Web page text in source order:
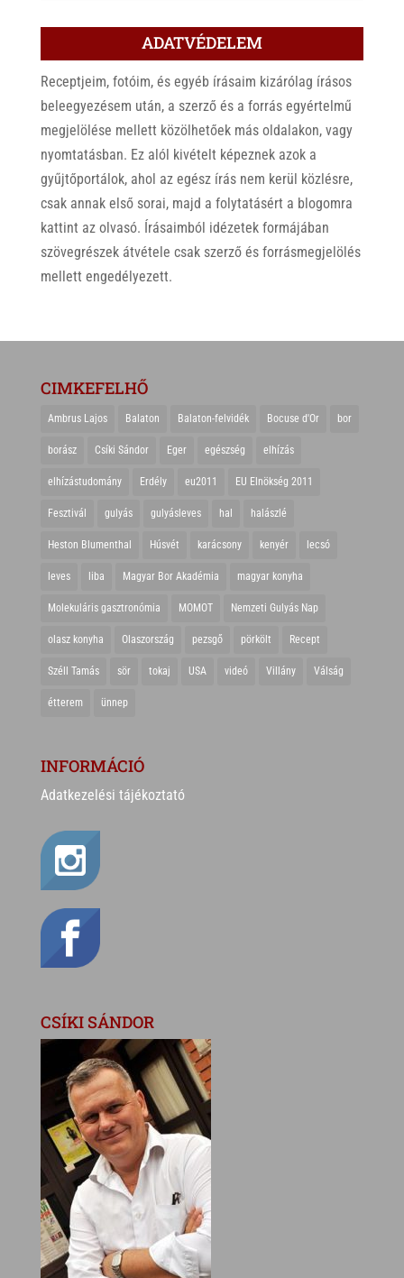
ADATVÉDELEM
Receptjeim, fotóim, és egyéb írásaim kizárólag írásos
beleegyezésem után, a szerző és a forrás egyértelmű
megjelölése mellett közölhetőek más oldalakon, vagy
nyomtatásban. Ez alól kivételt képeznek azok a
gyűjtőportálok, ahol az egész írás nem kerül közlésre,
csak annak első sorai, majd a folytatásért a blogomra
kattint az olvasó. Írásaimból idézetek formájában
szövegrészek átvétele csak szerző és forrásmegjelölés
mellett engedélyezett.
CIMKEFELHŐ
Ambrus Lajos Balaton Balaton-felvidék Bocuse d'Or bor
borász Csíki Sándor Eger egészség elhízás
elhízástudomány Erdély eu2011 EU Elnökség 2011
Fesztivál gulyás gulyásleves hal halászlé
Heston Blumenthal Húsvét karácsony kenyér lecsó
leves liba Magyar Bor Akadémia magyar konyha
Molekuláris gasztronómia MOMOT Nemzeti Gulyás Nap
olasz konyha Olaszország pezsgő pörkölt Recept
Széll Tamás sör tokaj USA videó Villány Válság
étterem ünnep
INFORMÁCIÓ
Adatkezelési tájékoztató
CSÍKI SÁNDOR